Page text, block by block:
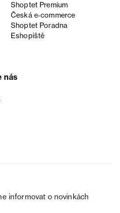
Shoptet Premium
Česká e‑commerce
Shoptet Poradna
Eshopiště
nás
informovat o novinkách